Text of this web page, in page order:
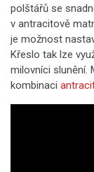
polštářů se
v antracitově
je možnost
Křeslo tak lze
milovníci slunění.
kombinaci